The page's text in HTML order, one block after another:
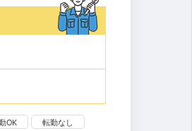
OK
転勤なし